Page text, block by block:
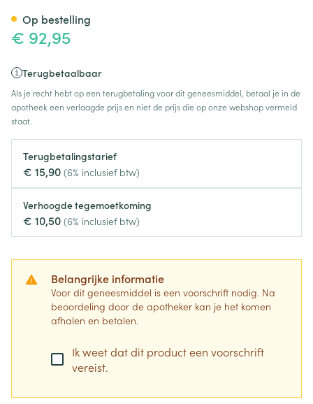
€ 92,95
Terugbetaalbaar
Als je recht hebt op een terugbetaling voor dit geneesmiddel, betaal je in de
apotheek een verlaagde prijs en niet de prijs die op onze webshop vermeld
staat.
Terugbetalingstarief
€ 15,90 (6% inclusief btw)
Verhoogde tegemoetkoming
€ 10,50 (6% inclusief btw)
Belangrijke informatie
Voor dit geneesmiddel is een voorschrift nodig. Na
beoordeling door de apotheker kan je het komen
afhalen en betalen.
Ik weet dat dit product een voorschrift
vereist.
Op bestelling